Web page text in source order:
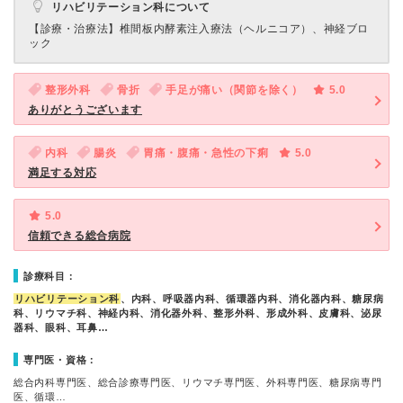
リハビリテーション科について
【診療・治療法】 椎間板内酵素注入療法（ヘルニコア）、神経ブロ
ック
整形外科 骨折 手足が痛い（関節を除く）
5.0
ありがとうございます
内科 腸炎 胃痛・腹痛・急性の下痢
5.0
満足する対応
5.0
信頼できる総合病院
診療科目：
リハビリテーション科 、内科、呼吸器内科、循環器内科、消化器内科、糖尿病
科、リウマチ科、神経内科、消化器外科、整形外科、形成外科、皮膚科、泌尿
器科、眼科、耳鼻…
専門医・資格：
総合内科専門医、総合診療専門医、リウマチ専門医、外科専門医、糖尿病専門
医、循環…